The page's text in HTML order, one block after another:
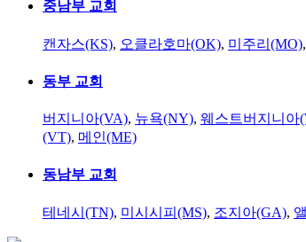
중남부 교회
캔자스(KS), 오클라호마(OK), 미주리(MO),
동부 교회
버지니아(VA), 뉴욕(NY), 웨스트버지니아
(VT), 메인(ME)
동남부 교회
테네시(TN), 미시시피(MS), 조지아(GA),